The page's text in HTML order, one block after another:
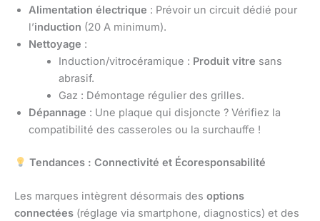
Alimentation électrique : Prévoir un circuit dédié pour
l’induction (20 A minimum).
Nettoyage :
Induction/vitrocéramique : Produit vitre sans
abrasif.
Gaz : Démontage régulier des grilles.
Dépannage : Une plaque qui disjoncte ? Vérifiez la
compatibilité des casseroles ou la surchauffe !
Tendances : Connectivité et Écoresponsabilité
Les marques intègrent désormais des options
connectées (réglage via smartphone, diagnostics) et des